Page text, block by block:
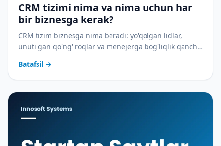
CRM tizimi nima va nima uchun har
bir biznesga kerak?
CRM tizim biznesga nima beradi: yo'qolgan lidlar,
unutilgan qo'ng'iroqlar va menejerga bog'liqlik qancha
Batafsil →